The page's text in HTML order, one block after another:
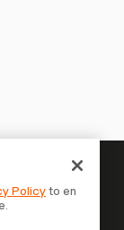
치가 있
세요
Policyto en